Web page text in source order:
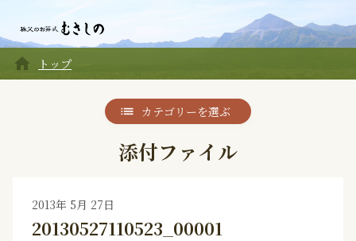
home トップ
カテゴリーを選ぶ
添付ファイル
2013年 5月 27日
20130527110523_00001